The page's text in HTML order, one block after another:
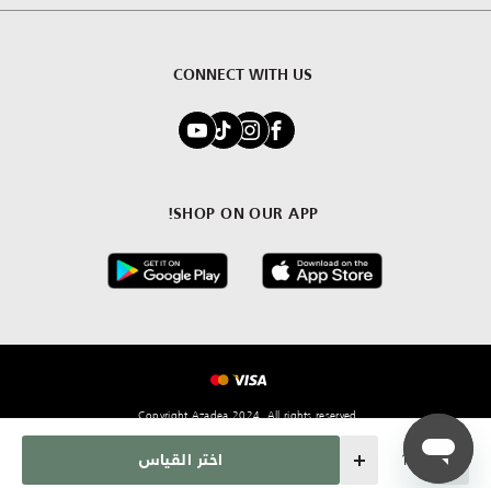
Quantity اختر القياس
CONNECT WITH US
SHOP ON OUR APP!
Copyright Azadea 2024. All rights reserved.